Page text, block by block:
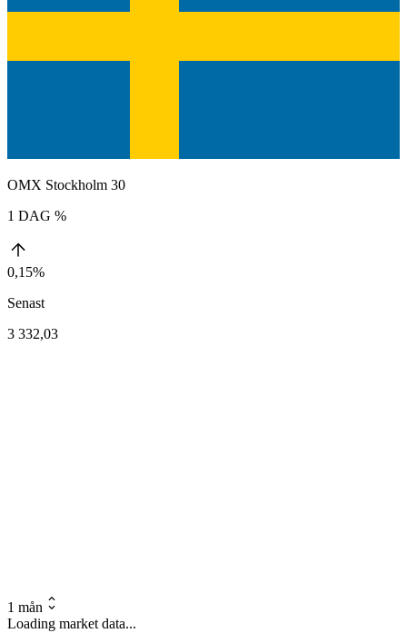
OMX Stockholm 30
1 DAG %
0,15%
Senast
3 332,03
1 mån
Loading market data...